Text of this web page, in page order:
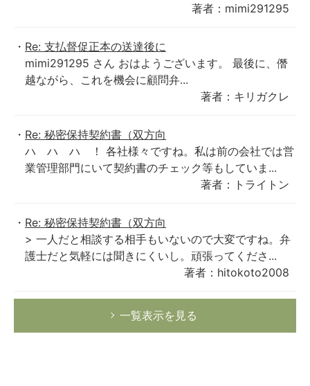
著者：mimi291295
Re: 支払督促正本の送達後に
mimi291295 さん おはようございます。 最後に、僭
越ながら、これを機会に顧問弁...
著者：キリガクレ
Re: 秘密保持契約書（双方向
ハ ハ ハ ！ 各社様々ですね。私は前の会社では営
業管理部門にいて契約書のチェック等もしていま...
著者：トライトン
Re: 秘密保持契約書（双方向
> 一人だと相談する相手もいないので大変ですね。弁
護士だと気軽には聞きにくいし。頑張ってくださ...
著者：hitokoto2008
一覧表示を見る